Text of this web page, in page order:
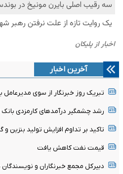
آخرین اخبار
تبریک روز خبرنگار از سوی مدیرعامل
رشد چشمگیر درآمدهای کارمزدی
تاکید بر تداوم افزایش تولید بنزین و
قیمت نفت کاهش یافت
دبیرکل مجمع خبرنگاران و